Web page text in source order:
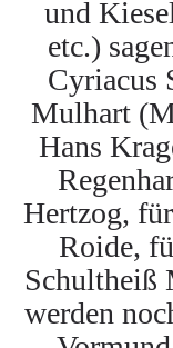
und
etc.)
Cyriacus
Mulhart
Hans
Hertzog,
Roide,
Schultheiß
werden